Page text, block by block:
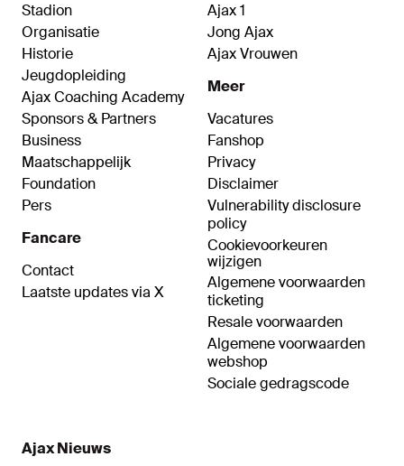
Stadion
Organisatie
Historie
Jeugdopleiding
Ajax Coaching Academy
Sponsors & Partners
Business
Maatschappelijk
Foundation
Pers
Fancare
Contact
Laatste updates via X
Ajax 1
Jong Ajax
Ajax Vrouwen
Meer
Vacatures
Fanshop
Privacy
Disclaimer
Vulnerability disclosure
policy
Cookievoorkeuren
wijzigen
Algemene voorwaarden
ticketing
Resale voorwaarden
Algemene voorwaarden
webshop
Sociale gedragscode
Ajax Nieuws